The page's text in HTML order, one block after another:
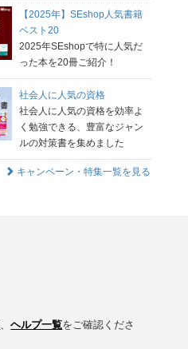
【2025年】SEshop人気書籍
ベスト20
2025年SEshopで特に人気だ
った本を20冊ご紹介！
社会人に人気の資格
社会人に人気の資格を効率よ
く勉強できる、豊富なジャン
ルの対策書を集めました
キャンペーン・特集一覧を見る
、ヘルプ一覧をご確認くださ